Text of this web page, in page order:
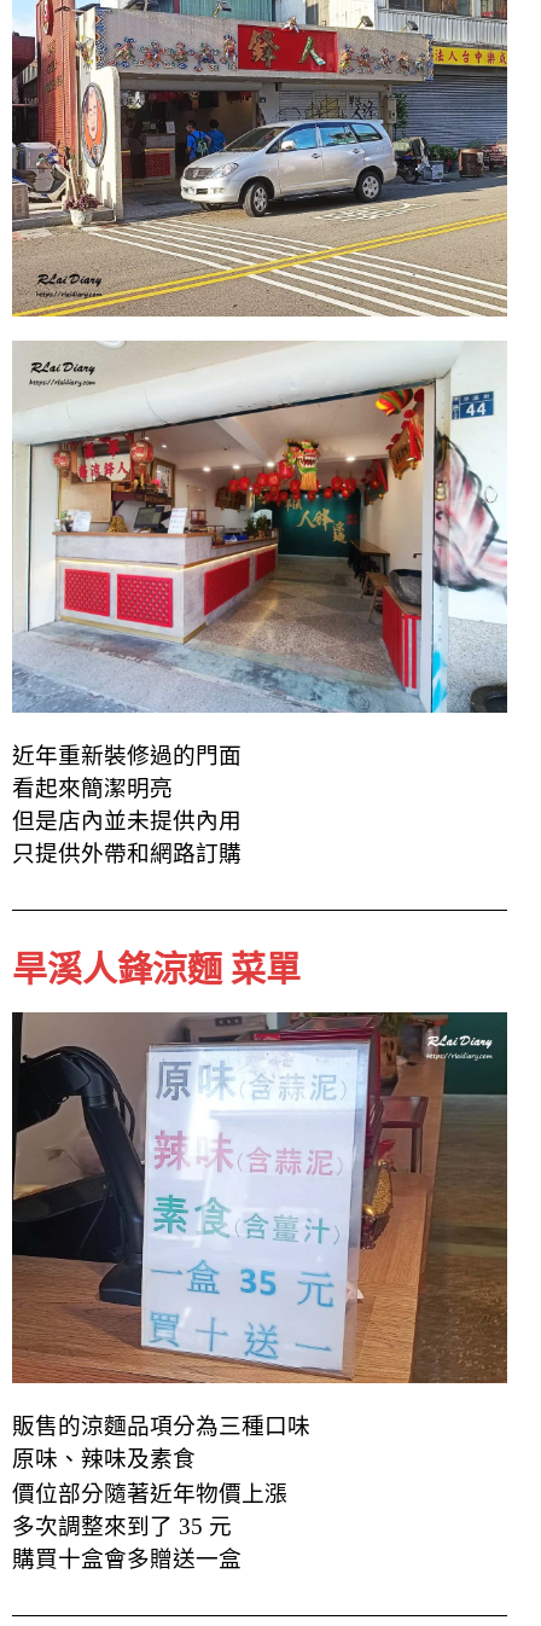
近年重新裝修過的門面
看起來簡潔明亮
但是店內並未提供內用
只提供外帶和網路訂購
旱溪人鋒涼麵 菜單
販售的涼麵品項分為三種口味
原味、辣味及素食
價位部分隨著近年物價上漲
多次調整來到了 35 元
購買十盒會多贈送一盒